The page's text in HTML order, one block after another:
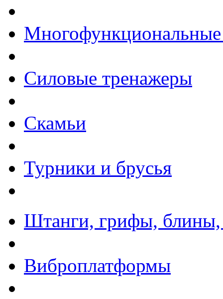
Силовые тренажеры
Скамьи
Турники и брусья
Штанги, грифы, блины,
Виброплатформы